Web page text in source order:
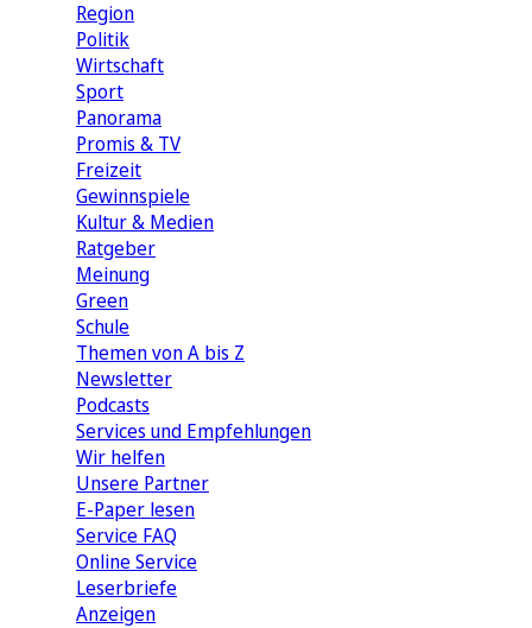
Region
Politik
Wirtschaft
Sport
Panorama
Promis & TV
Freizeit
Gewinnspiele
Kultur & Medien
Ratgeber
Meinung
Green
Schule
Themen von A bis Z
Newsletter
Podcasts
Services und Empfehlungen
Wir helfen
Unsere Partner
E-Paper lesen
Service FAQ
Online Service
Leserbriefe
Anzeigen